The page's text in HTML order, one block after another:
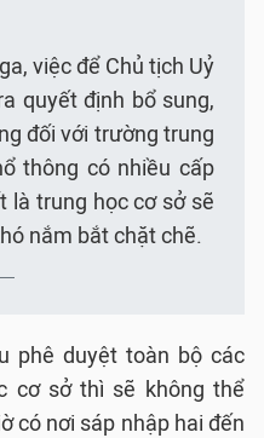
việc để Chủ tịch Uỷ
quyết định bổ sung,
đối với trường trung
thông có nhiều cấp
là trung học cơ sở sẽ
nắm bắt chặt chẽ.
phê duyệt toàn bộ các
cơ sở thì sẽ không thể
có nơi sáp nhập hai đến